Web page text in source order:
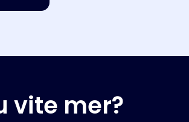
vite mer?